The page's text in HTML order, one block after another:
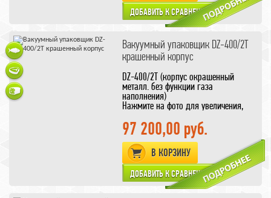
Вакуумный упаковщик DZ-400/2T
крашенный корпус
DZ-400/2T (корпус окрашенный
металл. без функции газа
наполнения)
Нажмите на фото для увеличения,
чтобы ознакомиться с реальными
размерами вакуумной камеры
подберите подходящие
пакетыдля вашего продукта
97 200,00 руб.
В КОРЗИНУ